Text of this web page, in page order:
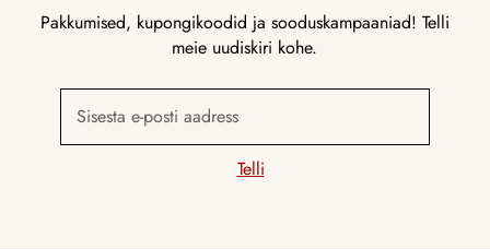
Pakkumised, kupongikoodid ja sooduskampaaniad! Telli
meie uudiskiri kohe.
Sisesta e-posti aadress
Telli